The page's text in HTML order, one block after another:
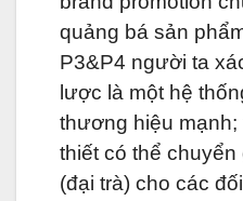
quảng bá sản
P3&P4 người ta
lược là một hệ
thương hiệu
thiết có thể
(đại trà) cho các